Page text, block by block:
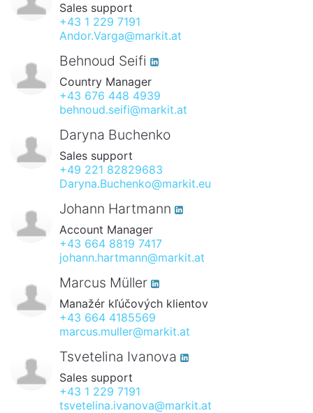
Sales support
+43 1 229 7191
Andor.Varga@markit.at
Behnoud Seifi
Country Manager
+43 676 448 4939
behnoud.seifi@markit.at
Daryna Buchenko
Sales support
+49 221 82829683
Daryna.Buchenko@markit.eu
Johann Hartmann
Account Manager
+43 664 8819 7417
johann.hartmann@markit.at
Marcus Müller
Manažér kľúčových klientov
+43 664 4185569
marcus.muller@markit.at
Tsvetelina Ivanova
Sales support
+43 1 229 7191
tsvetelina.ivanova@markit.at